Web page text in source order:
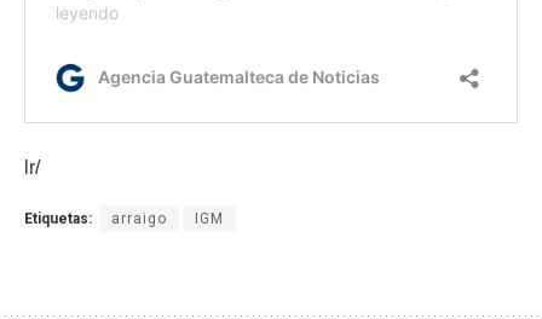
lr/
Etiquetas: arraigo IGM